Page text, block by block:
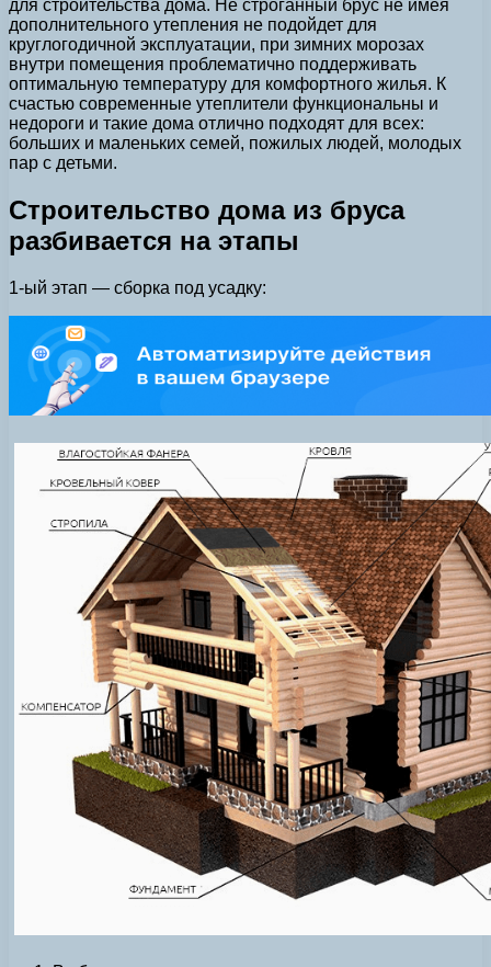
для строительства дома. Не строганный брус не имея
дополнительного утепления не подойдет для
круглогодичной эксплуатации, при зимних морозах
внутри помещения проблематично поддерживать
оптимальную температуру для комфортного жилья. К
счастью современные утеплители функциональны и
недороги и такие дома отлично подходят для всех:
больших и маленьких семей, пожилых людей, молодых
пар с детьми.
Строительство дома из бруса
разбивается на этапы
1-ый этап — сборка под усадку: